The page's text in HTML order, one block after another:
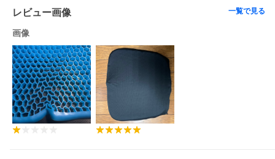
レビュー画像 一覧で見る
画像